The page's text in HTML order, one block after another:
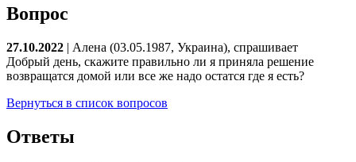
Вопрос
27.10.2022 | Алена (03.05.1987, Украина), спрашивает
Добрый день, скажите правильно ли я приняла решение
возвращатся домой или все же надо остатся где я есть?
Вернуться в список вопросов
Ответы